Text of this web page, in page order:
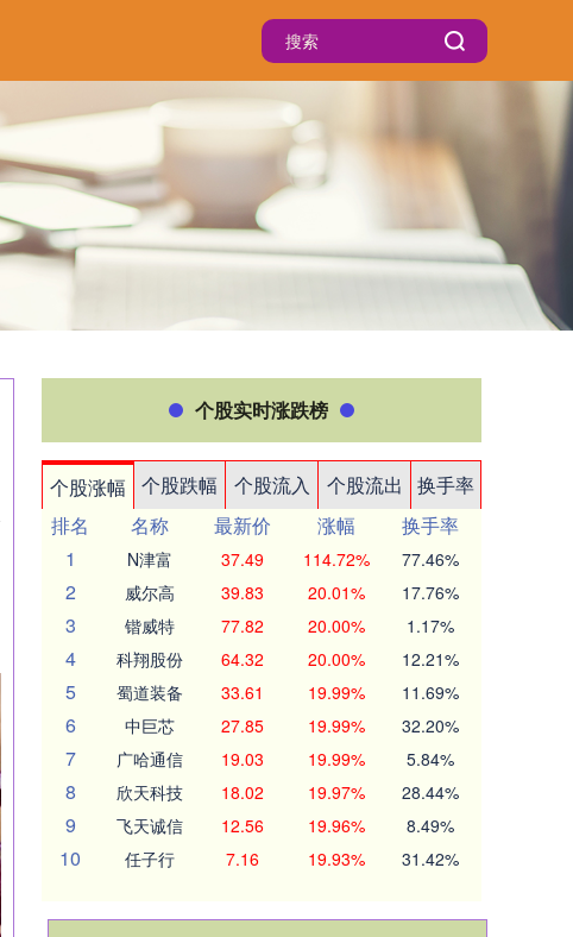
个股实时涨跌榜
个股涨幅 个股跌幅 个股流入 个股流出
换手率
排名
名称 最新价 涨幅
换手率
1
N津富 37.49 114.72% 77.46%
2 威尔高 39.83 20.01% 17.76%
3 锴威特 77.82 20.00% 1.17%
4 科翔股份 64.32 20.00% 12.21%
5 蜀道装备 33.61 19.99% 11.69%
6 中巨芯 27.85 19.99% 32.20%
7 广哈通信 19.03 19.99% 5.84%
8 欣天科技 18.02 19.97% 28.44%
9 飞天诚信 12.56 19.96% 8.49%
10 任子行 7.16 19.93% 31.42%